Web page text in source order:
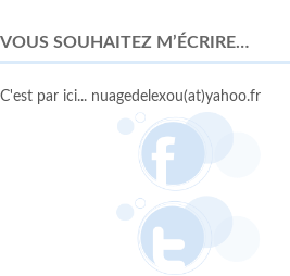
VOUS SOUHAITEZ M’ÉCRIRE…
C'est par ici... nuagedelexou(at)yahoo.fr